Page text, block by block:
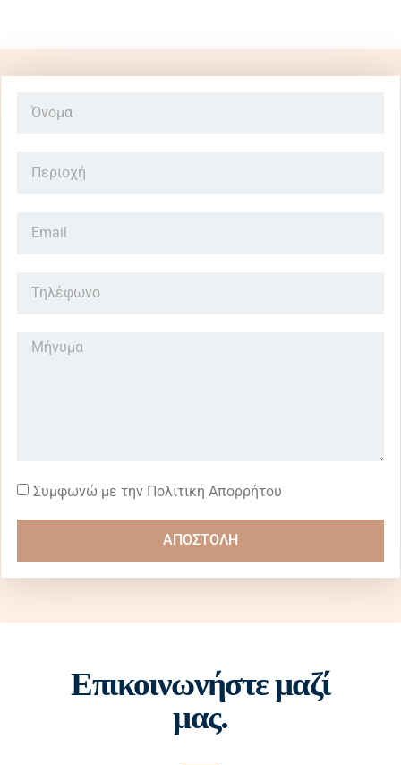
Συμφωνώ με την Πολιτική Απορρήτου
ΑΠΟΣΤΟΛΗ
Επικοινωνήστε μαζί
μας.